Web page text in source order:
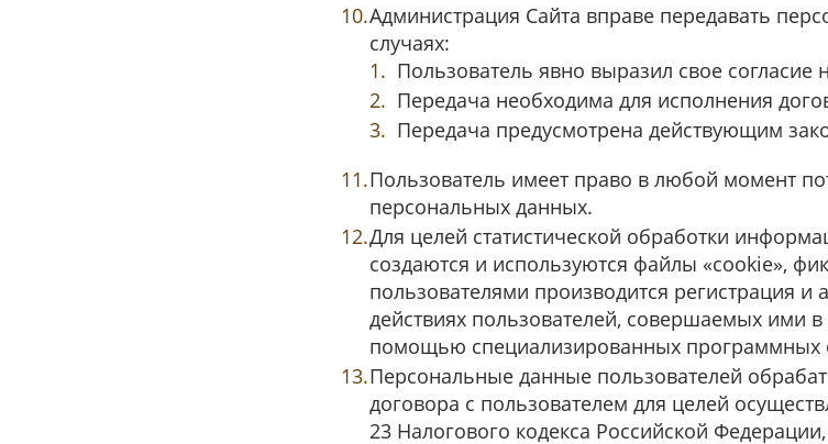
Администрация Сайта вправе передавать
случаях:
Пользователь явно выразил свое согласие
Передача необходима для исполнения
Передача предусмотрена действующим
Пользователь имеет право в любой момент
персональных данных.
Для целей статистической обработки
создаются и используются файлы «cookie»,
пользователями производится регистрация
действиях пользователей, совершаемых ими
помощью специализированных программных
Персональные данные пользователей
договора с пользователем для целей
23 Налогового кодекса Российской